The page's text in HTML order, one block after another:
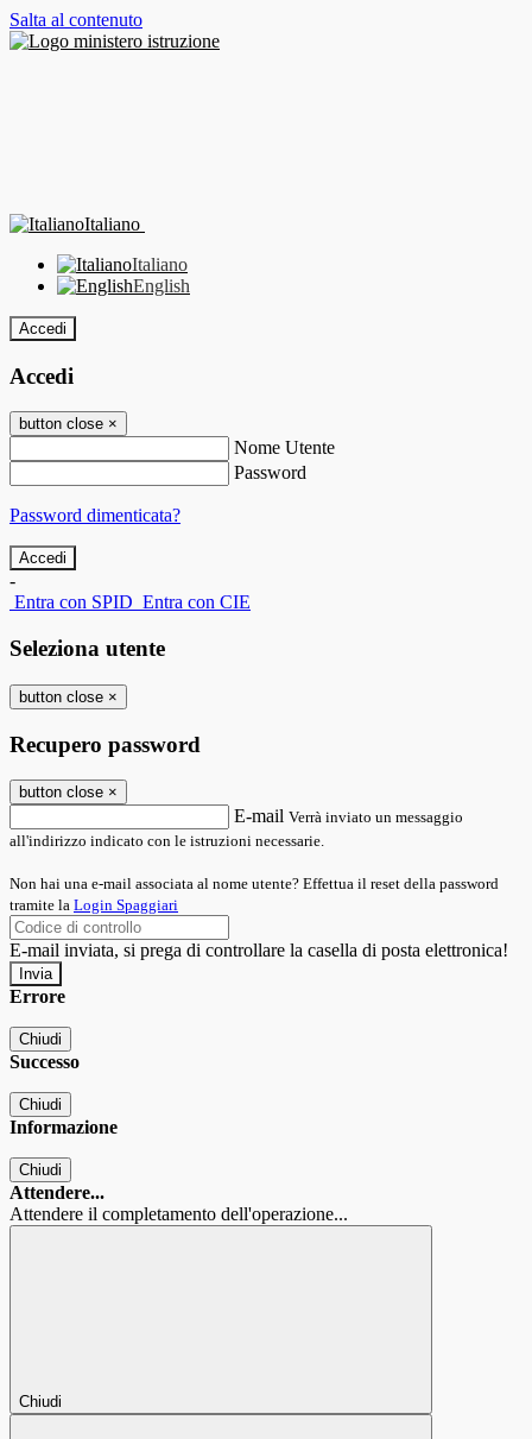
Salta al contenuto
Italiano
Italiano
English
Accedi
Accedi
button close ×
Nome Utente
Password
Password dimenticata?
-
Entra con SPID Entra con CIE
Seleziona utente
button close ×
Recupero password
button close ×
E-mail Verrà inviato un messaggio
all'indirizzo indicato con le istruzioni necessarie.
Non hai una e-mail associata al nome utente? Effettua il reset della password
tramite la Login Spaggiari
E-mail inviata, si prega di controllare la casella di posta elettronica!
Errore
Chiudi
Successo
Chiudi
Informazione
Chiudi
Attendere...
Attendere il completamento dell'operazione...
Chiudi